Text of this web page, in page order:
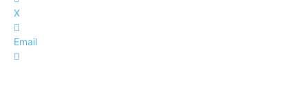
X
Email